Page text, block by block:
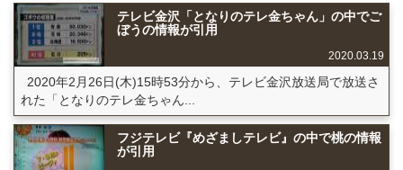
テレビ金沢「となりのテレ金ちゃん」の中でご
ぼうの情報が引用
2020.03.19
2020年2月26日(木)15時53分から、テレビ金沢放送局で放送さ
れた「となりのテレ金ちゃん...
フジテレビ『めざましテレビ』の中で桃の情報
が引用